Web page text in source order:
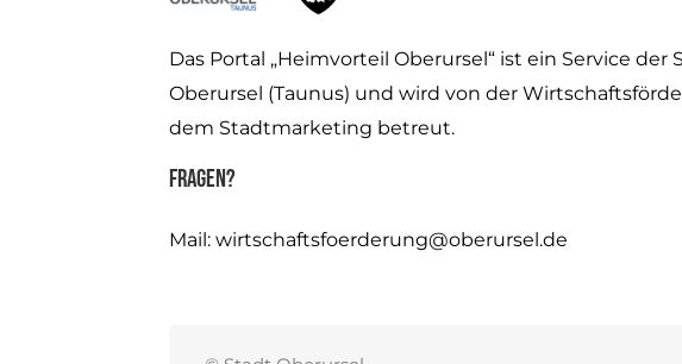
Das Portal „Heimvorteil Oberursel“ ist ein Service der
Oberursel (Taunus) und wird von der
dem Stadtmarketing betreut.
Fragen?
Mail: wirtschaftsfoerderung@oberursel.de